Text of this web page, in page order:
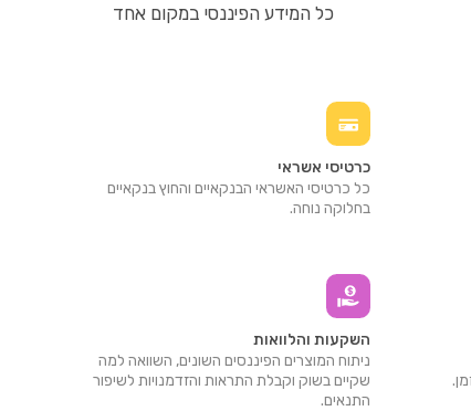
כל המידע הפיננסי במקום אחד
כרטיסי אשראי
כל כרטיסי האשראי הבנקאיים והחוץ בנקאיים
בחלוקה נוחה.
השקעות והלוואות
ניתוח המוצרים הפיננסים השונים, השוואה למה
שקיים בשוק וקבלת התראות והזדמנויות לשיפור
התנאים.